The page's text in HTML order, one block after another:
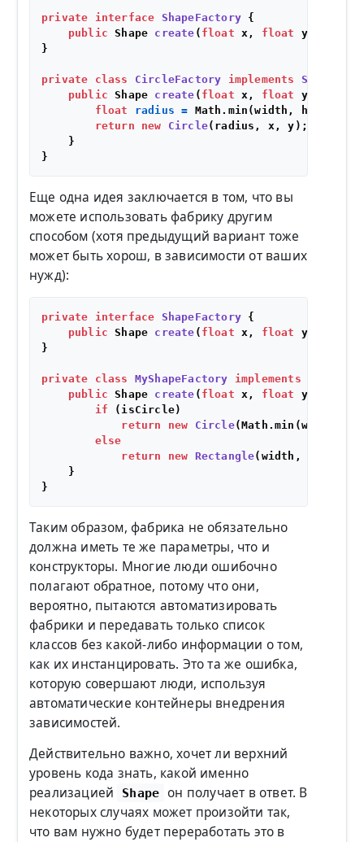
private interface ShapeFactory {
public Shape create ( float x, float y,
}
private class CircleFactory implements
public Shape create ( float x, float y,
float
radius = Math.min(width, height);
return
new Circle(radius, x, y);
    }
Еще одна идея заключается в том, что вы
можете использовать фабрику другим
способом (хотя предыдущий вариант тоже
может быть хорош, в зависимости от ваших
нужд):
private interface ShapeFactory {
public Shape create ( float x, float y,
}
private class MyShapeFactory implements
public Shape create ( float x, float y,
if (isCircle)
return
new Circle(Math.min(width,
else
return
new Rectangle(width, height,
    }
Таким образом, фабрика не обязательно
должна иметь те же параметры, что и
конструкторы. Многие люди ошибочно
полагают обратное, потому что они,
вероятно, пытаются автоматизировать
фабрики и передавать только список
классов без какой-либо информации о том,
как их инстанцировать. Это та же ошибка,
которую совершают люди, используя
автоматические контейнеры внедрения
зависимостей.
Действительно важно, хочет ли верхний
уровень кода знать, какой именно
реализацией
Shape он получает в ответ. В
некоторых случаях может произойти так,
что вам нужно будет переработать это в